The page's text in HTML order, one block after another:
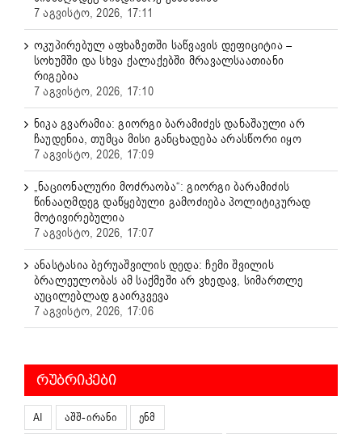
7 აგვისტო, 2026, 17:11
ოკუპირებულ აფხაზეთში საწვავის დეფიციტია –
სოხუმში და სხვა ქალაქებში მრავალსაათიანი
რიგებია
7 აგვისტო, 2026, 17:10
ნიკა გვარამია: გიორგი ბარამიძეს დანაშაული არ
ჩაუდენია, თუმცა მისი განცხადება არასწორი იყო
7 აგვისტო, 2026, 17:09
„ნაციონალური მოძრაობა“: გიორგი ბარამიძის
წინააღმდეგ დაწყებული გამოძიება პოლიტიკურად
მოტივირებულია
7 აგვისტო, 2026, 17:07
ანასტასია ბერუაშვილის დედა: ჩემი შვილის
ბრალეულობას ამ საქმეში არ ვხედავ, სიმართლე
აუცილებლად გაირკვევა
7 აგვისტო, 2026, 17:06
ᲠᲣᲑᲠᲘᲙᲔᲑᲘ
AI აშშ-ირანი
ენმ